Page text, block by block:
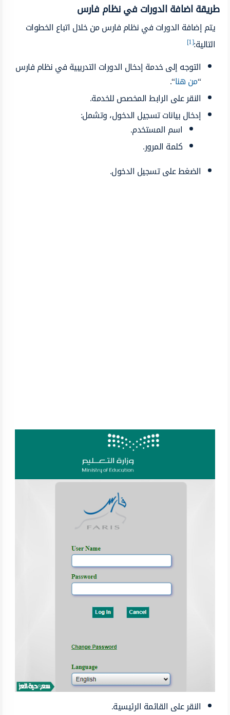
طريقة اضافة الدورات في نظام فارس
يتم إضافة الدورات في نظام فارس من خلال اتباع الخطوات
التالية:[1]
التوجه إلى خدمة إدخال الدورات التدريبية في نظام فارس
“من هنا“.
النقر على الرابط المخصص للخدمة.
إدخال بيانات تسجيل الدخول، وتشمل:
اسم المستخدم.
كلمة المرور.
الضغط على تسجيل الدخول.
النقر على القائمة الرئيسية.